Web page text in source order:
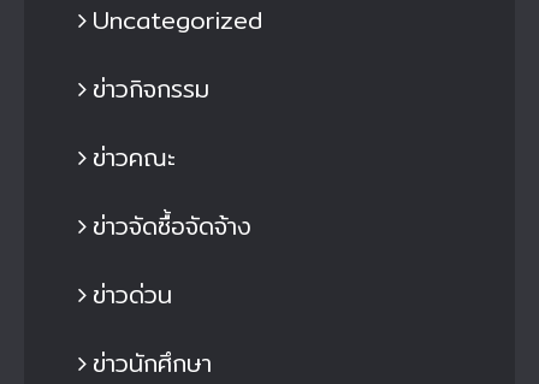
Uncategorized
ข่าวกิจกรรม
ข่าวคณะ
ข่าวจัดซื้อจัดจ้าง
ข่าวด่วน
ข่าวนักศึกษา